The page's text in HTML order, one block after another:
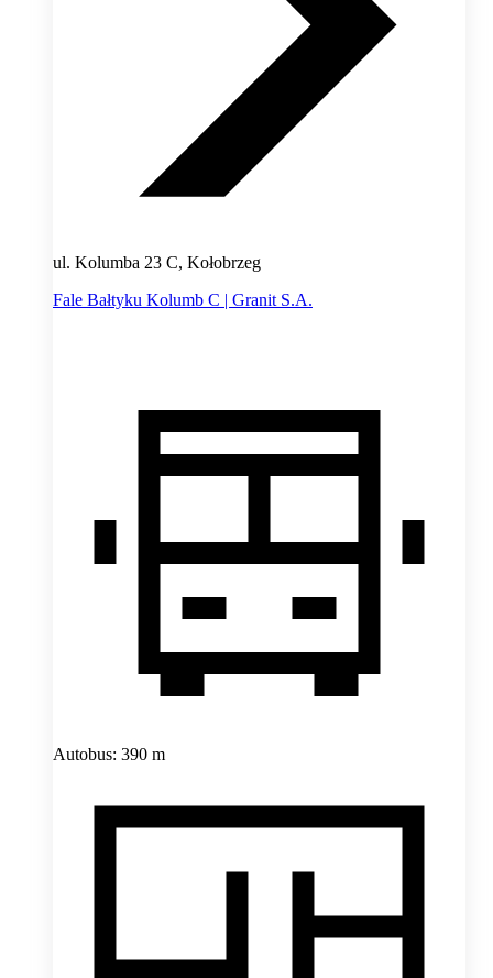
ul. Kolumba 23 C, Kołobrzeg
Fale Bałtyku Kolumb C | Granit S.A.
Autobus: 390 m